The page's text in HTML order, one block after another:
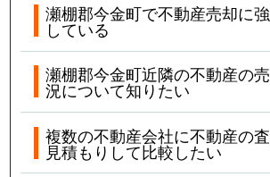
瀬棚郡今金町で不動産売却に
している
瀬棚郡今金町近隣の不動産の
況について知りたい
複数の不動産会社に不動産の
見積もりして比較したい